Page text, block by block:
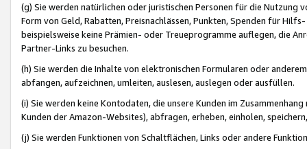
(g) Sie werden natürlichen oder juristischen Personen für die Nutzung
Form von Geld, Rabatten, Preisnachlässen, Punkten, Spenden für
beispielsweise keine Prämien- oder Treueprogramme auflegen, die
Partner-Links zu besuchen.
(h) Sie werden die Inhalte von elektronischen Formularen oder
abfangen, aufzeichnen, umleiten, auslesen, auslegen oder ausfüllen.
(i) Sie werden keine Kontodaten, die unsere Kunden im
Kunden der Amazon-Websites), abfragen, erheben, einholen,
(j) Sie werden Funktionen von Schaltflächen, Links oder andere